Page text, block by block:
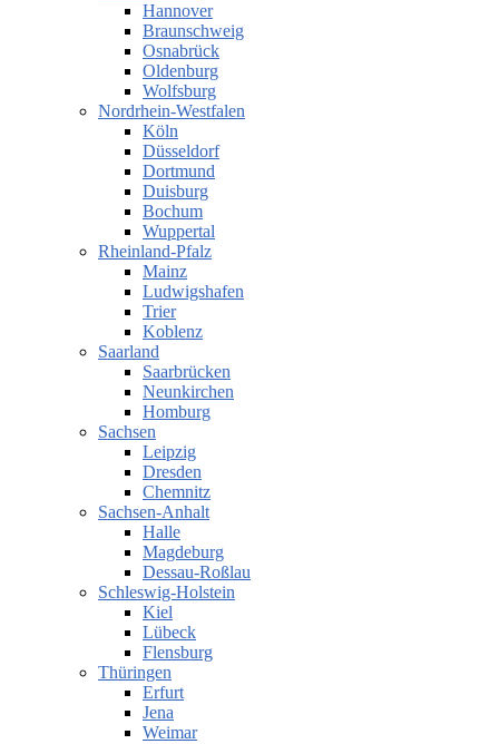
Hannover
Braunschweig
Osnabrück
Oldenburg
Wolfsburg
Nordrhein-Westfalen
Köln
Düsseldorf
Dortmund
Duisburg
Bochum
Wuppertal
Rheinland-Pfalz
Mainz
Ludwigshafen
Trier
Koblenz
Saarland
Saarbrücken
Neunkirchen
Homburg
Sachsen
Leipzig
Dresden
Chemnitz
Sachsen-Anhalt
Halle
Magdeburg
Dessau-Roßlau
Schleswig-Holstein
Kiel
Lübeck
Flensburg
Thüringen
Erfurt
Jena
Weimar